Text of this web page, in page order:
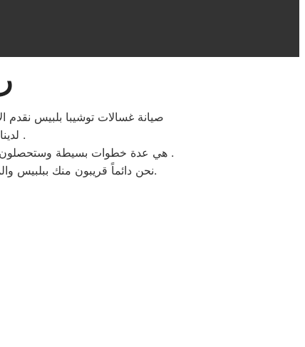
صيانة غسالات توشيبا بلبيس نقدم
لدينا بمقر مركز صيانه توشيبا بلبيس ستجدون سهولة الخدمة لتواجد المكونات الاصلية .
هي عدة خطوات بسيطة وستحصلون علي افضل خدمات اصلاح الاجهزة الكهربائية المنزلية توشيبا بحد اقصي اربعة وعشرون ساعة بجميع احياء بلبيس .
نحن دائماً قريبون منك ببلبيس والمناطق المحيطة، نحن بجانبك لتقديم الدعم الفني والمشورة وضمان إصلاح سريع، فقط ثق بنا وبكفائتنا المهنية.